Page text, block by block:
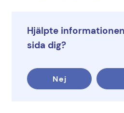
Hjälpte
sida dig?
Nej